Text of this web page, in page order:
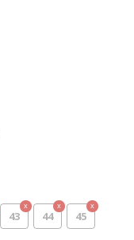
43 44 45